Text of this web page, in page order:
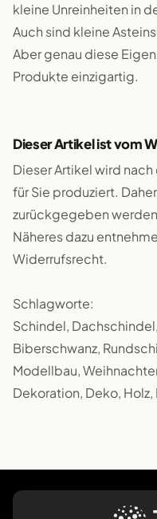
kleine Unreinheiten in
Auch sind kleine
Aber genau diese
Produkte einzigartig.
Dieser Artikel ist vom
Dieser Artikel wird
für Sie produziert.
zurückgegeben
Näheres dazu
Widerrufsrecht.
Schlagworte:
Schindel,
Biberschwanz,
Modellbau,
Dekoration, Deko,